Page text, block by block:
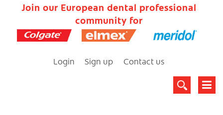
Join our European dental professional
community for
Login Sign up Contact us